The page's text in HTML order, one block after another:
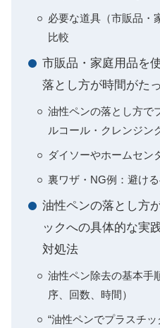
必要な道具（市販品・
比較
市販品・家庭用品を
落とし方が時間がた
油性ペンの落とし方で
ルコール・クレンジン
ダイソーやホームセン
裏ワザ・NG例：避け
油性ペンの落とし方
ックへの具体的な実
対処法
油性ペン除去の基本手
序、回数、時間）
“油性ペンでプラスチ